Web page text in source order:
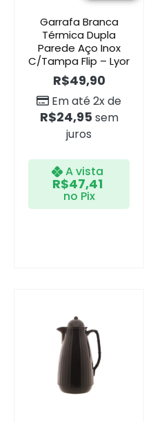
Garrafa Branca
Térmica Dupla
Parede Aço Inox
C/Tampa Flip – Lyor
R$49,90
Em até 2x de
R$24,95 sem
juros
A vista
R$47,41
no Pix